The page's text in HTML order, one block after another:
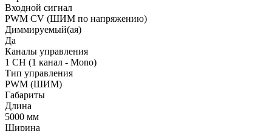
Входной сигнал
PWM СV (ШИМ по напряжению)
Диммируемый(ая)
Да
Каналы управления
1 CH (1 канал - Mono)
Тип управления
PWM (ШИМ)
Габариты
Длина
5000 мм
Ширина